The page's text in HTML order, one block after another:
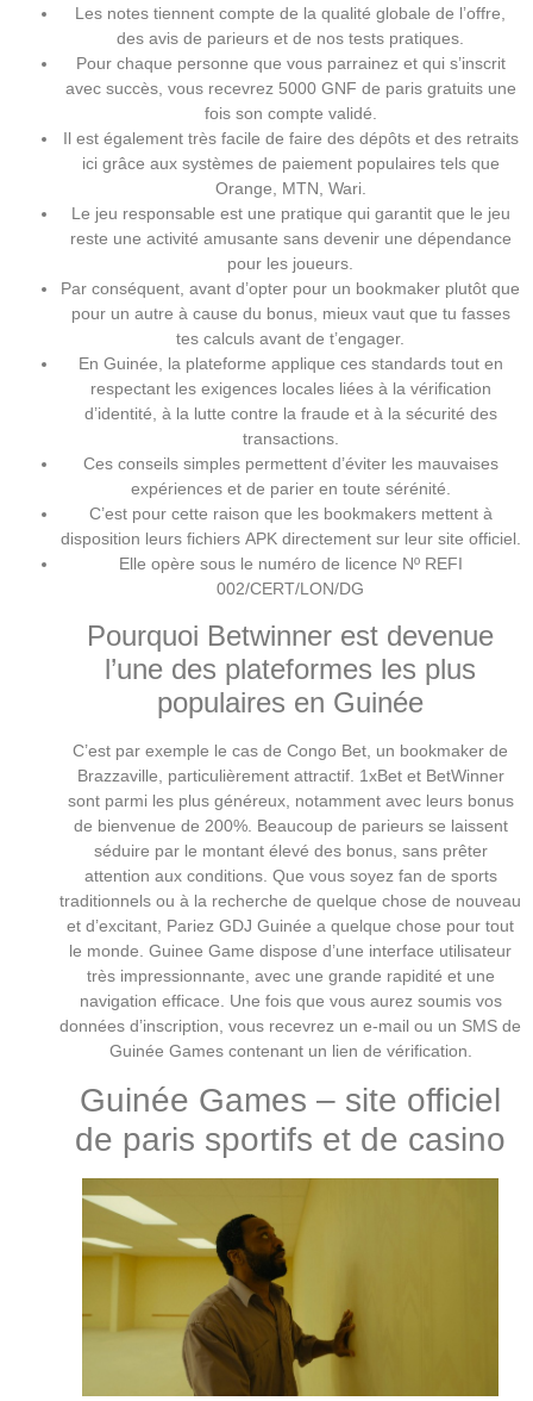
Les notes tiennent compte de la qualité globale de l’offre,
des avis de parieurs et de nos tests pratiques.
Pour chaque personne que vous parrainez et qui s’inscrit
avec succès, vous recevrez 5000 GNF de paris gratuits une
fois son compte validé.
Il est également très facile de faire des dépôts et des retraits
ici grâce aux systèmes de paiement populaires tels que
Orange, MTN, Wari.
Le jeu responsable est une pratique qui garantit que le jeu
reste une activité amusante sans devenir une dépendance
pour les joueurs.
Par conséquent, avant d’opter pour un bookmaker plutôt que
pour un autre à cause du bonus, mieux vaut que tu fasses
tes calculs avant de t’engager.
En Guinée, la plateforme applique ces standards tout en
respectant les exigences locales liées à la vérification
d’identité, à la lutte contre la fraude et à la sécurité des
transactions.
Ces conseils simples permettent d’éviter les mauvaises
expériences et de parier en toute sérénité.
C’est pour cette raison que les bookmakers mettent à
disposition leurs fichiers APK directement sur leur site officiel.
Elle opère sous le numéro de licence Nº REFI
002/CERT/LON/DG
Pourquoi Betwinner est devenue
l’une des plateformes les plus
populaires en Guinée
C’est par exemple le cas de Congo Bet, un bookmaker de
Brazzaville, particulièrement attractif. 1xBet et BetWinner
sont parmi les plus généreux, notamment avec leurs bonus
de bienvenue de 200%. Beaucoup de parieurs se laissent
séduire par le montant élevé des bonus, sans prêter
attention aux conditions. Que vous soyez fan de sports
traditionnels ou à la recherche de quelque chose de nouveau
et d’excitant, Pariez GDJ Guinée a quelque chose pour tout
le monde. Guinee Game dispose d’une interface utilisateur
très impressionnante, avec une grande rapidité et une
navigation efficace. Une fois que vous aurez soumis vos
données d’inscription, vous recevrez un e-mail ou un SMS de
Guinée Games contenant un lien de vérification.
Guinée Games – site officiel
de paris sportifs et de casino